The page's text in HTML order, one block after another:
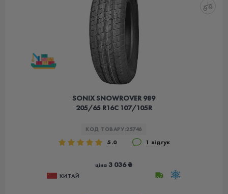
SONIX SNOWROVER 989
205/65 R16C 107/105R
КОД ТОВАРУ:25746
5.0 1 відгук
ціна 3 036 ₴
КИТАЙ